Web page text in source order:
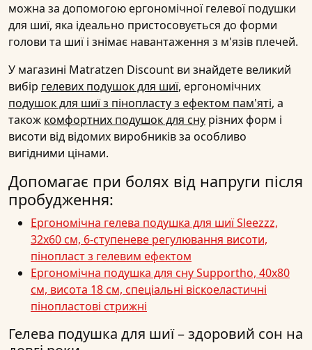
можна за допомогою ергономічної гелевої подушки
для шиї, яка ідеально пристосовується до форми
голови та шиї і знімає навантаження з м'язів плечей.
У магазині Matratzen Discount ви знайдете великий
вибір гелевих подушок для шиї, ергономічних
подушок для шиї з пінопласту з ефектом пам'яті, а
також комфортних подушок для сну різних форм і
висоти від відомих виробників за особливо
вигідними цінами.
Допомагає при болях від напруги після
пробудження:
Ергономічна гелева подушка для шиї Sleezzz,
32x60 см, 6-ступеневе регулювання висоти,
пінопласт з гелевим ефектом
Ергономічна подушка для сну Supportho, 40x80
см, висота 18 см, спеціальні віскоеластичні
пінопластові стрижні
Гелева подушка для шиї – здоровий сон на